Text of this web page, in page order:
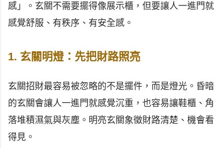
感」。玄關不需要擺得像展示櫃，但要讓人一進門就
感覺舒服、有秩序、有安全感。
1. 玄關明燈：先把財路照亮
玄關招財最容易被忽略的不是擺件，而是燈光。昏暗
的玄關會讓人一進門就感覺沉重，也容易讓鞋櫃、角
落堆積濕氣與灰塵。明亮玄關象徵財路清楚、機會看
得見。